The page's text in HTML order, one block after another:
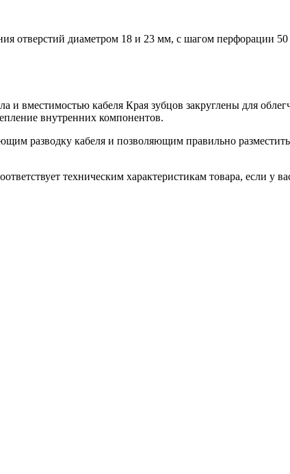
отверстий диаметром 18 и 23 мм, с шагом перфорации
кабеля Края зубцов закруглены для
внутренних компонентов.
разводку кабеля и позволяющим правильно
техническим характеристикам товара, если у